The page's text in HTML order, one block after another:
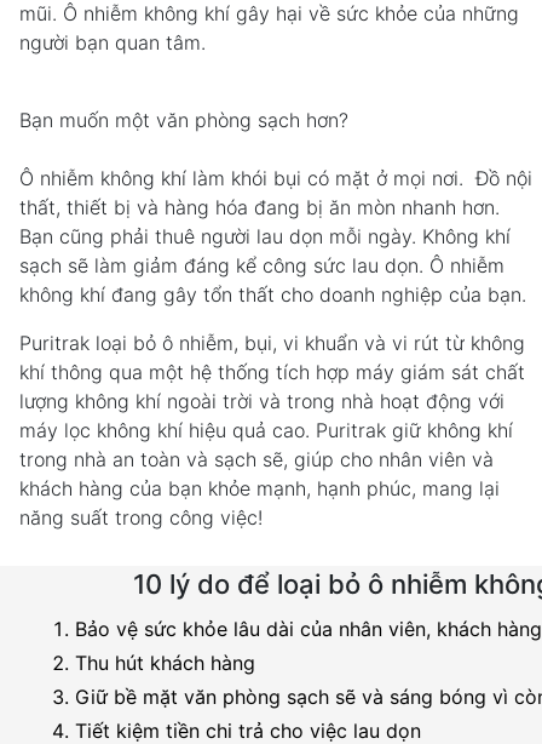
mũi. Ô nhiễm không khí gây hại về sức khỏe của những
người bạn quan tâm.
Bạn muốn một văn phòng sạch hơn?
Ô nhiễm không khí làm khói bụi có mặt ở mọi nơi. Đồ nội
thất, thiết bị và hàng hóa đang bị ăn mòn nhanh hơn.
Bạn cũng phải thuê người lau dọn mỗi ngày. Không khí
sạch sẽ làm giảm đáng kể công sức lau dọn. Ô nhiễm
không khí đang gây tổn thất cho doanh nghiệp của bạn.
Puritrak loại bỏ ô nhiễm, bụi, vi khuẩn và vi rút từ không
khí thông qua một hệ thống tích hợp máy giám sát chất
lượng không khí ngoài trời và trong nhà hoạt động với
máy lọc không khí hiệu quả cao. Puritrak giữ không khí
trong nhà an toàn và sạch sẽ, giúp cho nhân viên và
khách hàng của bạn khỏe mạnh, hạnh phúc, mang lại
năng suất trong công việc!
10 lý do để loại bỏ ô nhiễm
Bảo vệ sức khỏe lâu dài của nhân viên, khách
Thu hút khách hàng
Giữ bề mặt văn phòng sạch sẽ và sáng bóng vì
Tiết kiệm tiền chi trả cho việc lau dọn